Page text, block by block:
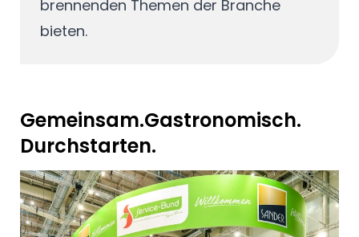
brennenden Themen der Branche
bieten.
Gemeinsam.Gastronomisch.
Durchstarten.